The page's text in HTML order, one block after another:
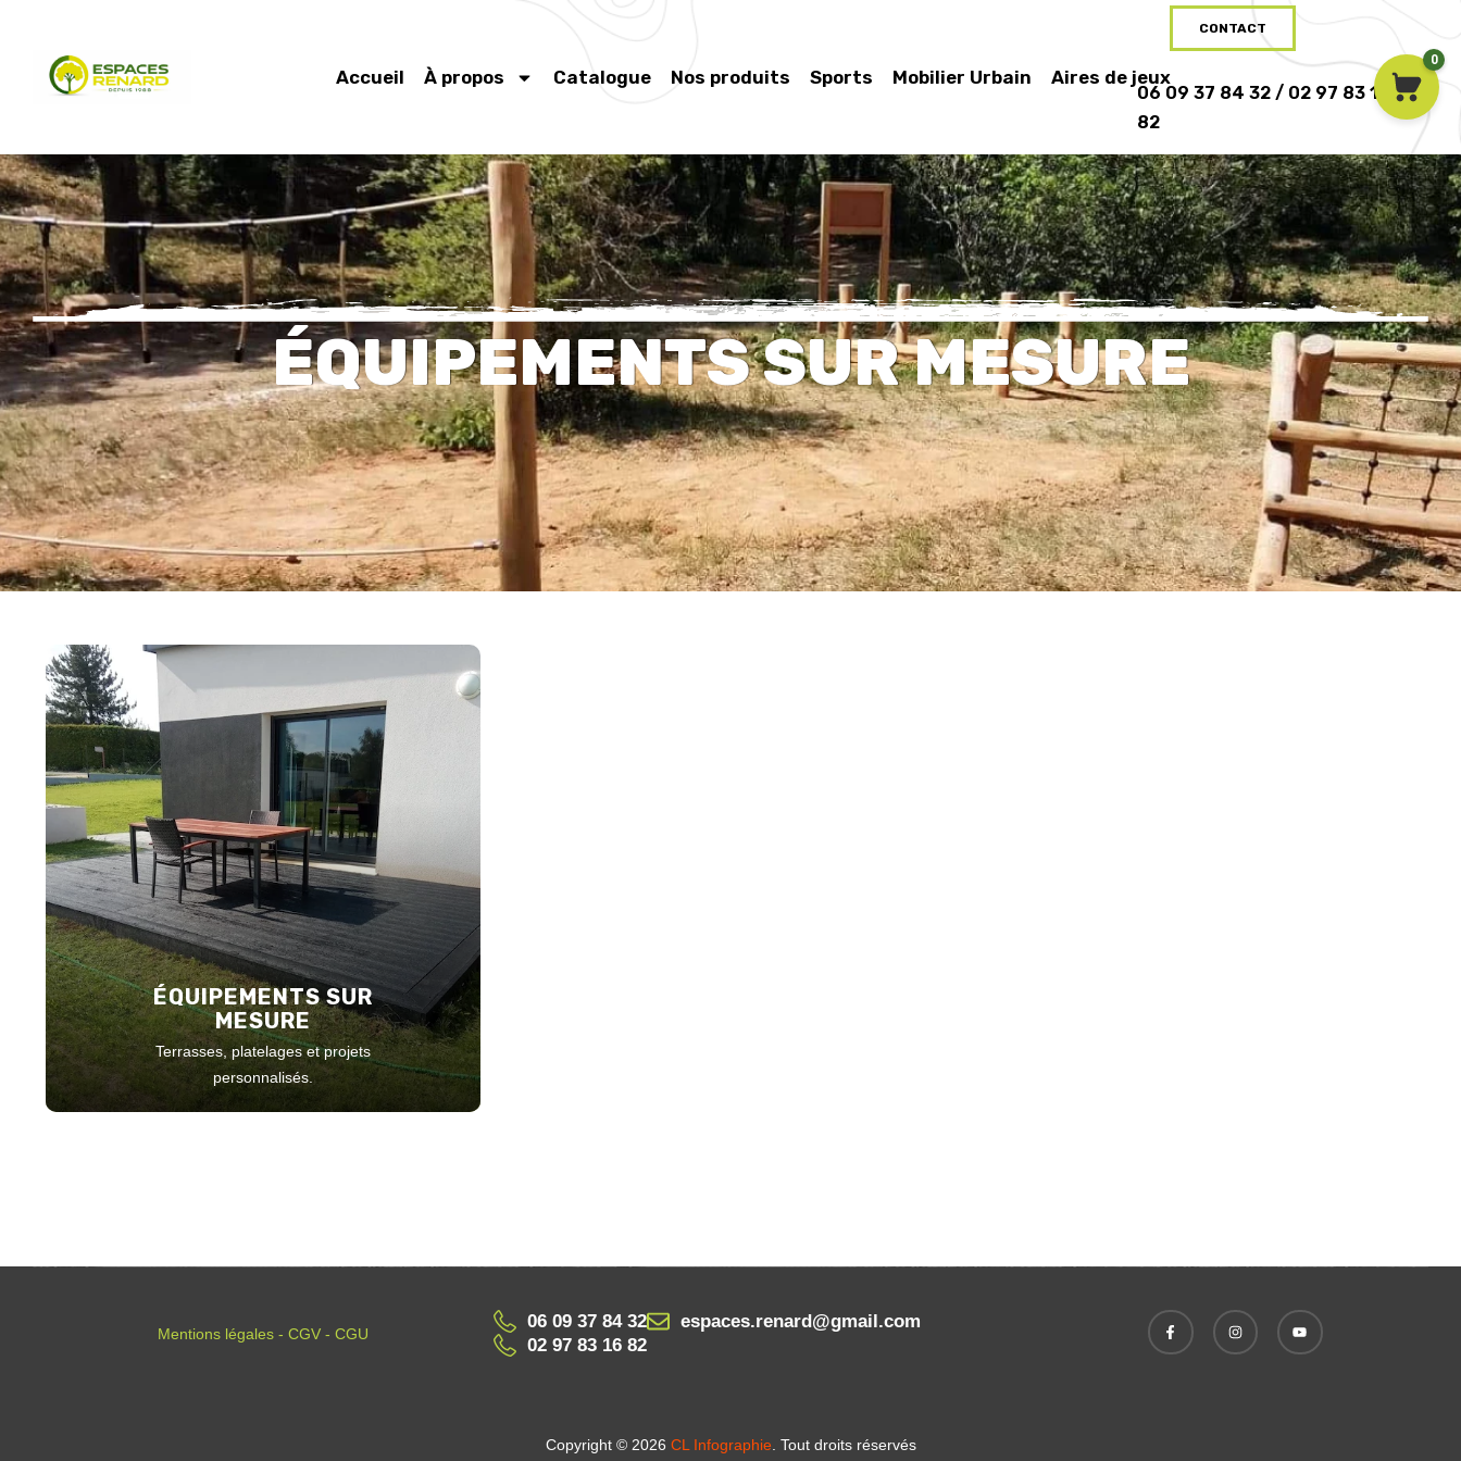
Accueil À propos Catalogue Nos produits Sports Mobilier Urbain Aires de jeux
CONTACT
06 09 37 84 32 / 02 97 83 16
82
ÉQUIPEMENTS SUR MESURE
ÉQUIPEMENTS SUR
MESURE
Terrasses, platelages et projets
personnalisés.
Mentions légales - CGV - CGU
06 09 37 84 32
espaces.renard@gmail.com
02 97 83 16 82
Copyright © 2026 CL Infographie . Tout droits réservés
0